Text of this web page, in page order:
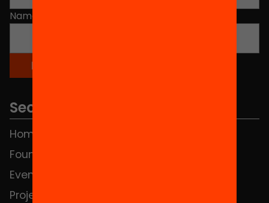
Name
Sections
Home
Foundation
Events
Projects